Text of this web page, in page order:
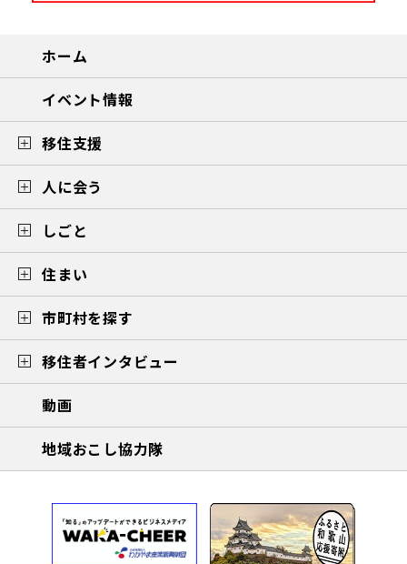
ホーム
イベント情報
移住支援
人に会う
しごと
住まい
市町村を探す
移住者インタビュー
動画
地域おこし協力隊